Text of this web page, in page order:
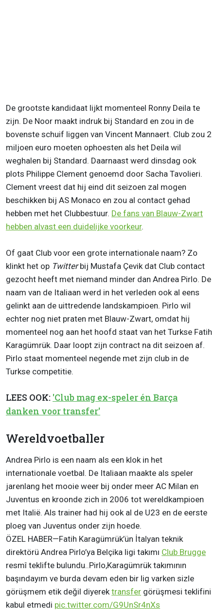
De grootste kandidaat lijkt momenteel Ronny Deila te
zijn. De Noor maakt indruk bij Standard en zou in de
bovenste schuif liggen van Vincent Mannaert. Club zou 2
miljoen euro moeten ophoesten als het Deila wil
weghalen bij Standard. Daarnaast werd dinsdag ook
plots Philippe Clement genoemd door Sacha Tavolieri.
Clement vreest dat hij eind dit seizoen zal mogen
beschikken bij AS Monaco en zou al contact gehad
hebben met het Clubbestuur. De fans van Blauw-Zwart
hebben alvast een duidelijke voorkeur.
Of gaat Club voor een grote internationale naam? Zo
klinkt het op Twitterbij Mustafa Çevik dat Club contact
gezocht heeft met niemand minder dan Andrea Pirlo. De
naam van de Italiaan werd in het verleden ook al eens
gelinkt aan de uittredende landskampioen. Pirlo wil
echter nog niet praten met Blauw-Zwart, omdat hij
momenteel nog aan het hoofd staat van het Turkse Fatih
Karagümrük. Daar loopt zijn contract na dit seizoen af.
Pirlo staat momenteel negende met zijn club in de
Turkse competitie.
LEES OOK: 'Club mag ex-speler én Barça
danken voor transfer'
Wereldvoetballer
Andrea Pirlo is een naam als een klok in het
internationale voetbal. De Italiaan maakte als speler
jarenlang het mooie weer bij onder meer AC Milan en
Juventus en kroonde zich in 2006 tot wereldkampioen
met Italië. Als trainer had hij ook al de U23 en de eerste
ploeg van Juventus onder zijn hoede.
ÖZEL HABER—Fatih Karagümrük’ün İtalyan teknik
direktörü Andrea Pirlo’ya Belçika ligi takımı Club Brugge
resmî teklifte bulundu..Pirlo,Karagümrük takımının
başındayım ve burda devam eden bir lig varken sizle
görüşmem etik değil diyerektransfer görüşmesi teklifini
kabul etmedi pic.twitter.com/G9UnSr4nXs